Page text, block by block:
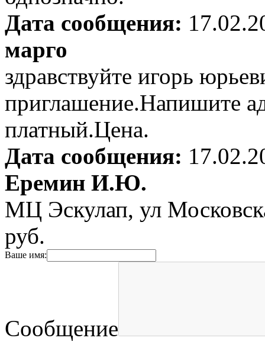
Дата сообщения:
марго
здравствуйте игорь
приглашение.Напишите
платный.Цена.
Дата сообщения:
Еремин И.Ю.
МЦ Эскулап, ул
руб.
Ваше имя:
Сообщение